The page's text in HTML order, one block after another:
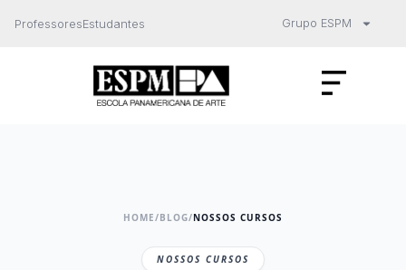
ProfessoresEstudantes Grupo ESPM
HOME/BLOG/NOSSOS CURSOS
NOSSOS CURSOS